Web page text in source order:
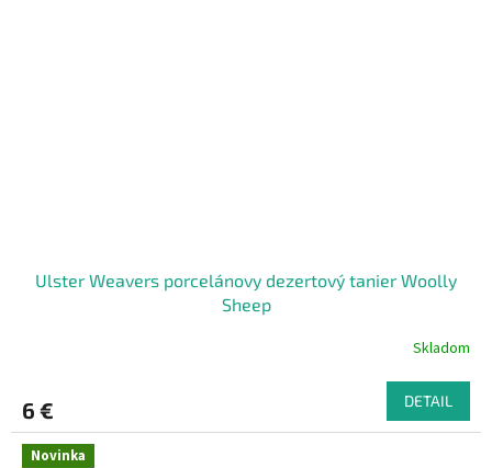
Ulster Weavers porcelánovy dezertový tanier Woolly
Sheep
Skladom
6 € DETAIL
Novinka